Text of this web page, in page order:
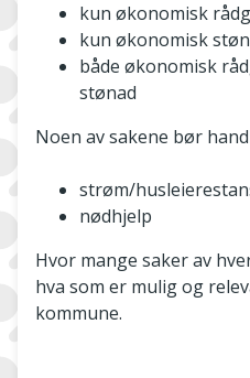
kun økonomisk
kun økonomisk
både økonomisk
stønad
Noen av sakene bør
strøm/
nødhjelp
Hvor mange saker av
hva som er mulig og
kommune.